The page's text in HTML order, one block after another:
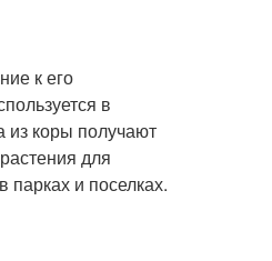
к его
в
из коры получают
для
и поселках.